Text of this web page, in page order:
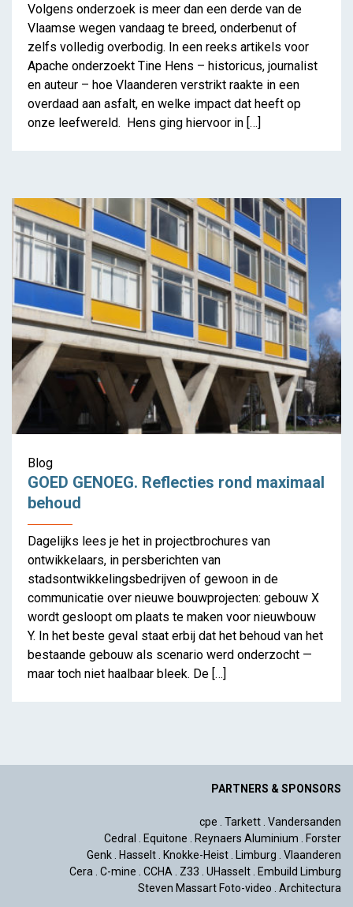
Volgens onderzoek is meer dan een derde van de
Vlaamse wegen vandaag te breed, onderbenut of
zelfs volledig overbodig. In een reeks artikels voor
Apache onderzoekt Tine Hens – historicus, journalist
en auteur – hoe Vlaanderen verstrikt raakte in een
overdaad aan asfalt, en welke impact dat heeft op
onze leefwereld. Hens ging hiervoor in […]
Blog
GOED GENOEG. Reflecties rond maximaal
behoud
Dagelijks lees je het in projectbrochures van
ontwikkelaars, in persberichten van
stadsontwikkelingsbedrijven of gewoon in de
communicatie over nieuwe bouwprojecten: gebouw X
wordt gesloopt om plaats te maken voor nieuwbouw
Y. In het beste geval staat erbij dat het behoud van het
bestaande gebouw als scenario werd onderzocht —
maar toch niet haalbaar bleek. De […]
PARTNERS & SPONSORS
cpe Tarkett Vandersanden
Cedral
Equitone Reynaers Aluminium
Forster
Genk
Hasselt Knokke-Heist Limburg
Vlaanderen
Cera
C-mine CCHA Z33 UHasselt
Embuild Limburg
Steven Massart Foto-video
Architectura